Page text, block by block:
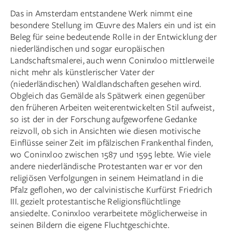
Das in Amsterdam entstandene Werk nimmt eine
besondere Stellung im Œuvre des Malers ein und ist ein
Beleg für seine bedeutende Rolle in der Entwicklung der
niederländischen und sogar europäischen
Landschaftsmalerei, auch wenn Coninxloo mittlerweile
nicht mehr als künstlerischer Vater der
(niederländischen) Waldlandschaften gesehen wird.
Obgleich das Gemälde als Spätwerk einen gegenüber
den früheren Arbeiten weiterentwickelten Stil aufweist,
so ist der in der Forschung aufgeworfene Gedanke
reizvoll, ob sich in Ansichten wie diesen motivische
Einflüsse seiner Zeit im pfälzischen Frankenthal finden,
wo Coninxloo zwischen 1587 und 1595 lebte. Wie viele
andere niederländische Protestanten war er vor den
religiösen Verfolgungen in seinem Heimatland in die
Pfalz geflohen, wo der calvinistische Kurfürst Friedrich
III. gezielt protestantische Religionsflüchtlinge
ansiedelte. Coninxloo verarbeitete möglicherweise in
seinen Bildern die eigene Fluchtgeschichte.